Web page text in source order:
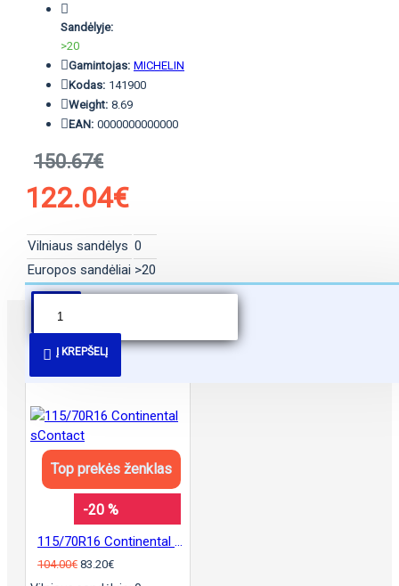
Sandėlyje:
>20
Gamintojas: MICHELIN
Kodas: 141900
Weight: 8.69
EAN: 0000000000000
150.67€
122.04€
Vilniaus sandėlys 0
Europos sandėliai >20
Į KREPŠELĮ
PANAŠŪS PASIŪLYMAI
Top prekės ženklas
-20 %
104.00€ 83.20€